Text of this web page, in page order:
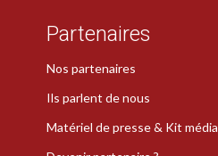
Partenaires
Nos partenaires
Ils parlent de nous
Matériel de presse & Kit média